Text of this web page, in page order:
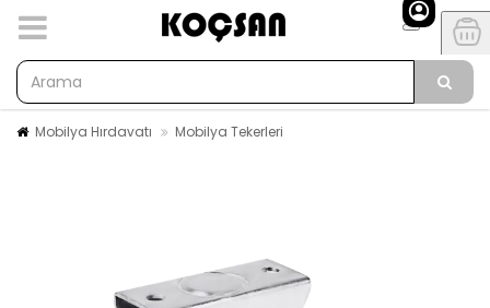
Mobilya Hırdavatı Mobilya Tekerleri